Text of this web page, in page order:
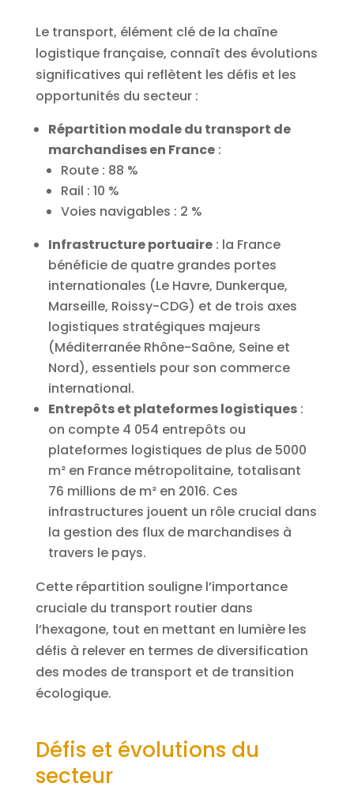
Le transport, élément clé de la chaîne
logistique française, connaît des évolutions
significatives qui reflètent les défis et les
opportunités du secteur :
Répartition modale du transport de
marchandises en France:
Route : 88 %
Rail : 10 %
Voies navigables : 2 %
Infrastructure portuaire: la France
bénéficie de quatre grandes portes
internationales (Le Havre, Dunkerque,
Marseille, Roissy-CDG) et de trois axes
logistiques stratégiques majeurs
(Méditerranée Rhône-Saône, Seine et
Nord), essentiels pour son commerce
international.
Entrepôts et plateformes logistiques:
on compte 4 054 entrepôts ou
plateformes logistiques de plus de 5000
m² en France métropolitaine, totalisant
76 millions de m² en 2016. Ces
infrastructures jouent un rôle crucial dans
la gestion des flux de marchandises à
travers le pays.
Cette répartition souligne l’importance
cruciale du transport routier dans
l’hexagone, tout en mettant en lumière les
défis à relever en termes de diversification
des modes de transport et de transition
écologique.
Défis et évolutions du
secteur